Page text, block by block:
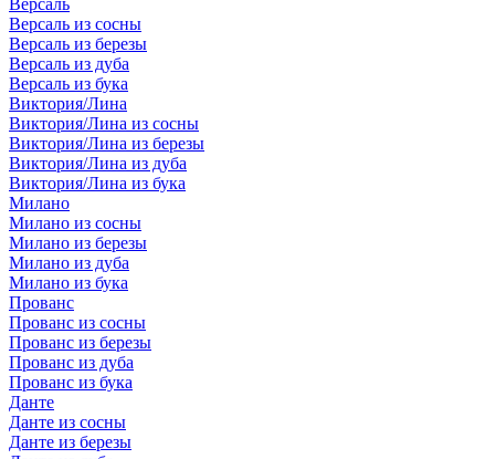
Версаль
Версаль из сосны
Версаль из березы
Версаль из дуба
Версаль из бука
Виктория/Лина
Виктория/Лина из сосны
Виктория/Лина из березы
Виктория/Лина из дуба
Виктория/Лина из бука
Милано
Милано из сосны
Милано из березы
Милано из дуба
Милано из бука
Прованс
Прованс из сосны
Прованс из березы
Прованс из дуба
Прованс из бука
Данте
Данте из сосны
Данте из березы